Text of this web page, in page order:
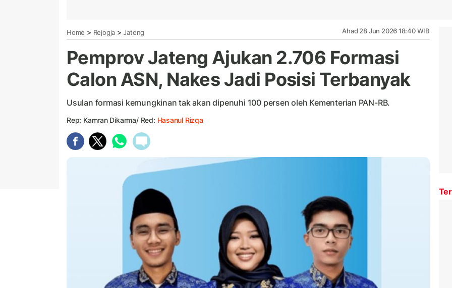
Home > Rejogja > Jateng Ahad 28 Jun 2026 18:40 WIB
Pemprov Jateng Ajukan 2.706 Formasi
Calon ASN, Nakes Jadi Posisi Terbanyak
Usulan formasi kemungkinan tak akan dipenuhi 100 persen oleh Kementerian PAN-RB.
Rep: Kamran Dikarma/ Red: Hasanul Rizqa